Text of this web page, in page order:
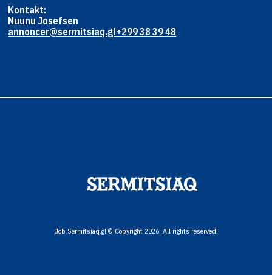
Kontakt:
Nuunu Josefsen
annoncer@sermitsiaq.gl+299 38 39 48
Job.Sermitsiaq.gl © Copyright 2026. All rights reserved.